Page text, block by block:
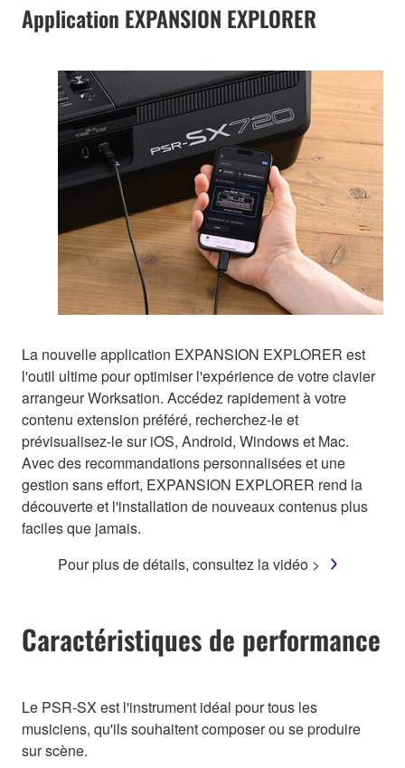
Application EXPANSION EXPLORER
La nouvelle application EXPANSION EXPLORER est
l'outil ultime pour optimiser l'expérience de votre clavier
arrangeur Worksation. Accédez rapidement à votre
contenu extension préféré, recherchez-le et
prévisualisez-le sur iOS, Android, Windows et Mac.
Avec des recommandations personnalisées et une
gestion sans effort, EXPANSION EXPLORER rend la
découverte et l'installation de nouveaux contenus plus
faciles que jamais.
Pour plus de détails, consultez la vidéo >
Caractéristiques de performance
Le PSR-SX est l'instrument idéal pour tous les
musiciens, qu'ils souhaitent composer ou se produire
sur scène.